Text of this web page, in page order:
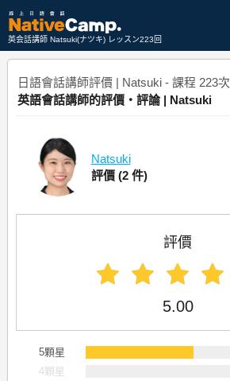
英会話講師 Natsuki(ナツキ) レッスン223回
日語會話講師評價 | Natsuki - 課程 223次
英語會話講師的評價・評論 | Natsuki
Natsuki
評價 (2 件)
評價
5.00
5顆星
4顆星